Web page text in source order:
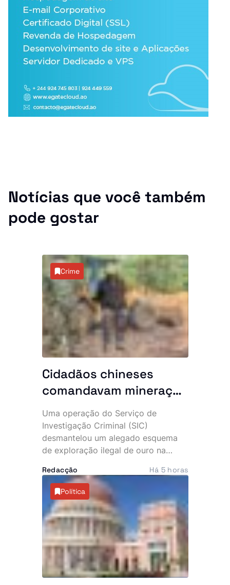
Notícias que você também
pode gostar
Crime
Cidadãos chineses
comandavam mineração
clandestina: 10 detidos
e maquinaria pesada
apreendida no Uíge
Uma operação do Serviço de
Investigação Criminal (SIC)
desmantelou um alegado esquema
de exploração ilegal de ouro na
detenção de 10 suspeitos, entre os
quais dois cidadãos chineses. A
acção permitiu ainda apreender
maquinaria pesada e vários
equipamentos utilizados na
actividade clandestina.
Redacção Há 5 horas
Política